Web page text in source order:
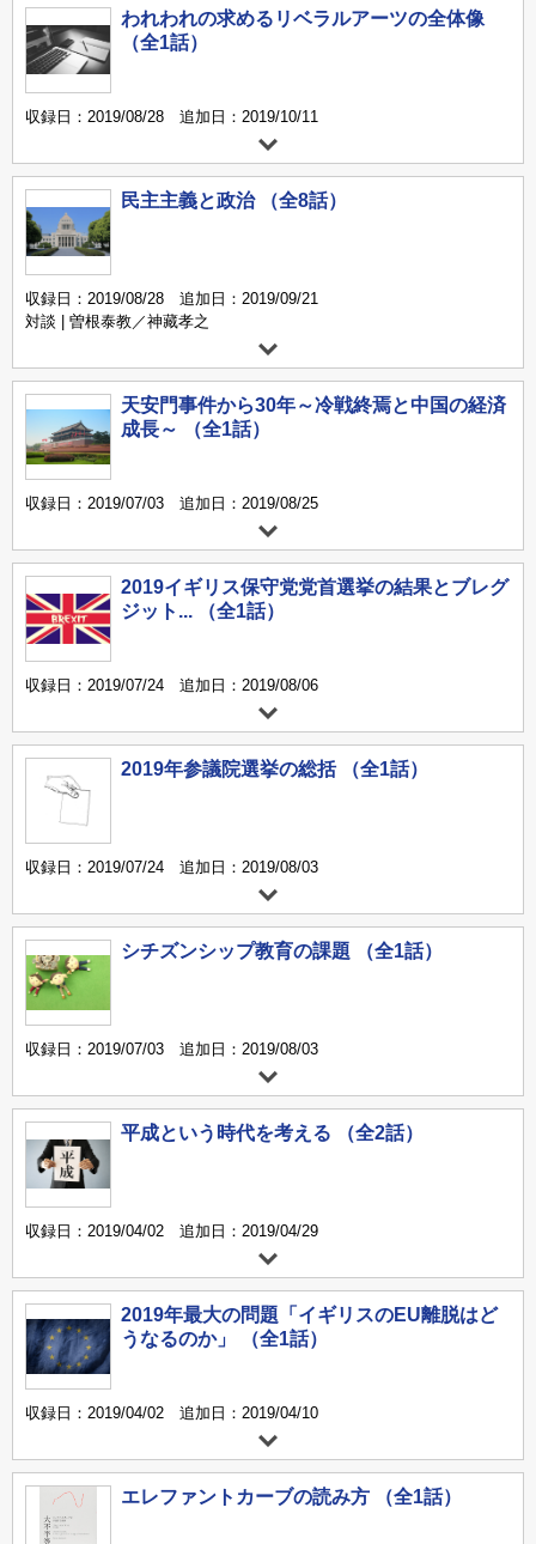
われわれの求めるリベラルアーツの全体像
（全1話）
収録日：2019/08/28 追加日：2019/10/11
民主主義と政治 （全8話）
収録日：2019/08/28 追加日：2019/09/21
対談 | 曽根泰教／神藏孝之
天安門事件から30年～冷戦終焉と中国の経済
成長～ （全1話）
収録日：2019/07/03 追加日：2019/08/25
2019イギリス保守党党首選挙の結果とブレグ
ジット... （全1話）
収録日：2019/07/24 追加日：2019/08/06
2019年参議院選挙の総括 （全1話）
収録日：2019/07/24 追加日：2019/08/03
シチズンシップ教育の課題 （全1話）
収録日：2019/07/03 追加日：2019/08/03
平成という時代を考える （全2話）
収録日：2019/04/02 追加日：2019/04/29
2019年最大の問題「イギリスのEU離脱はど
うなるのか」 （全1話）
収録日：2019/04/02 追加日：2019/04/10
エレファントカーブの読み方 （全1話）